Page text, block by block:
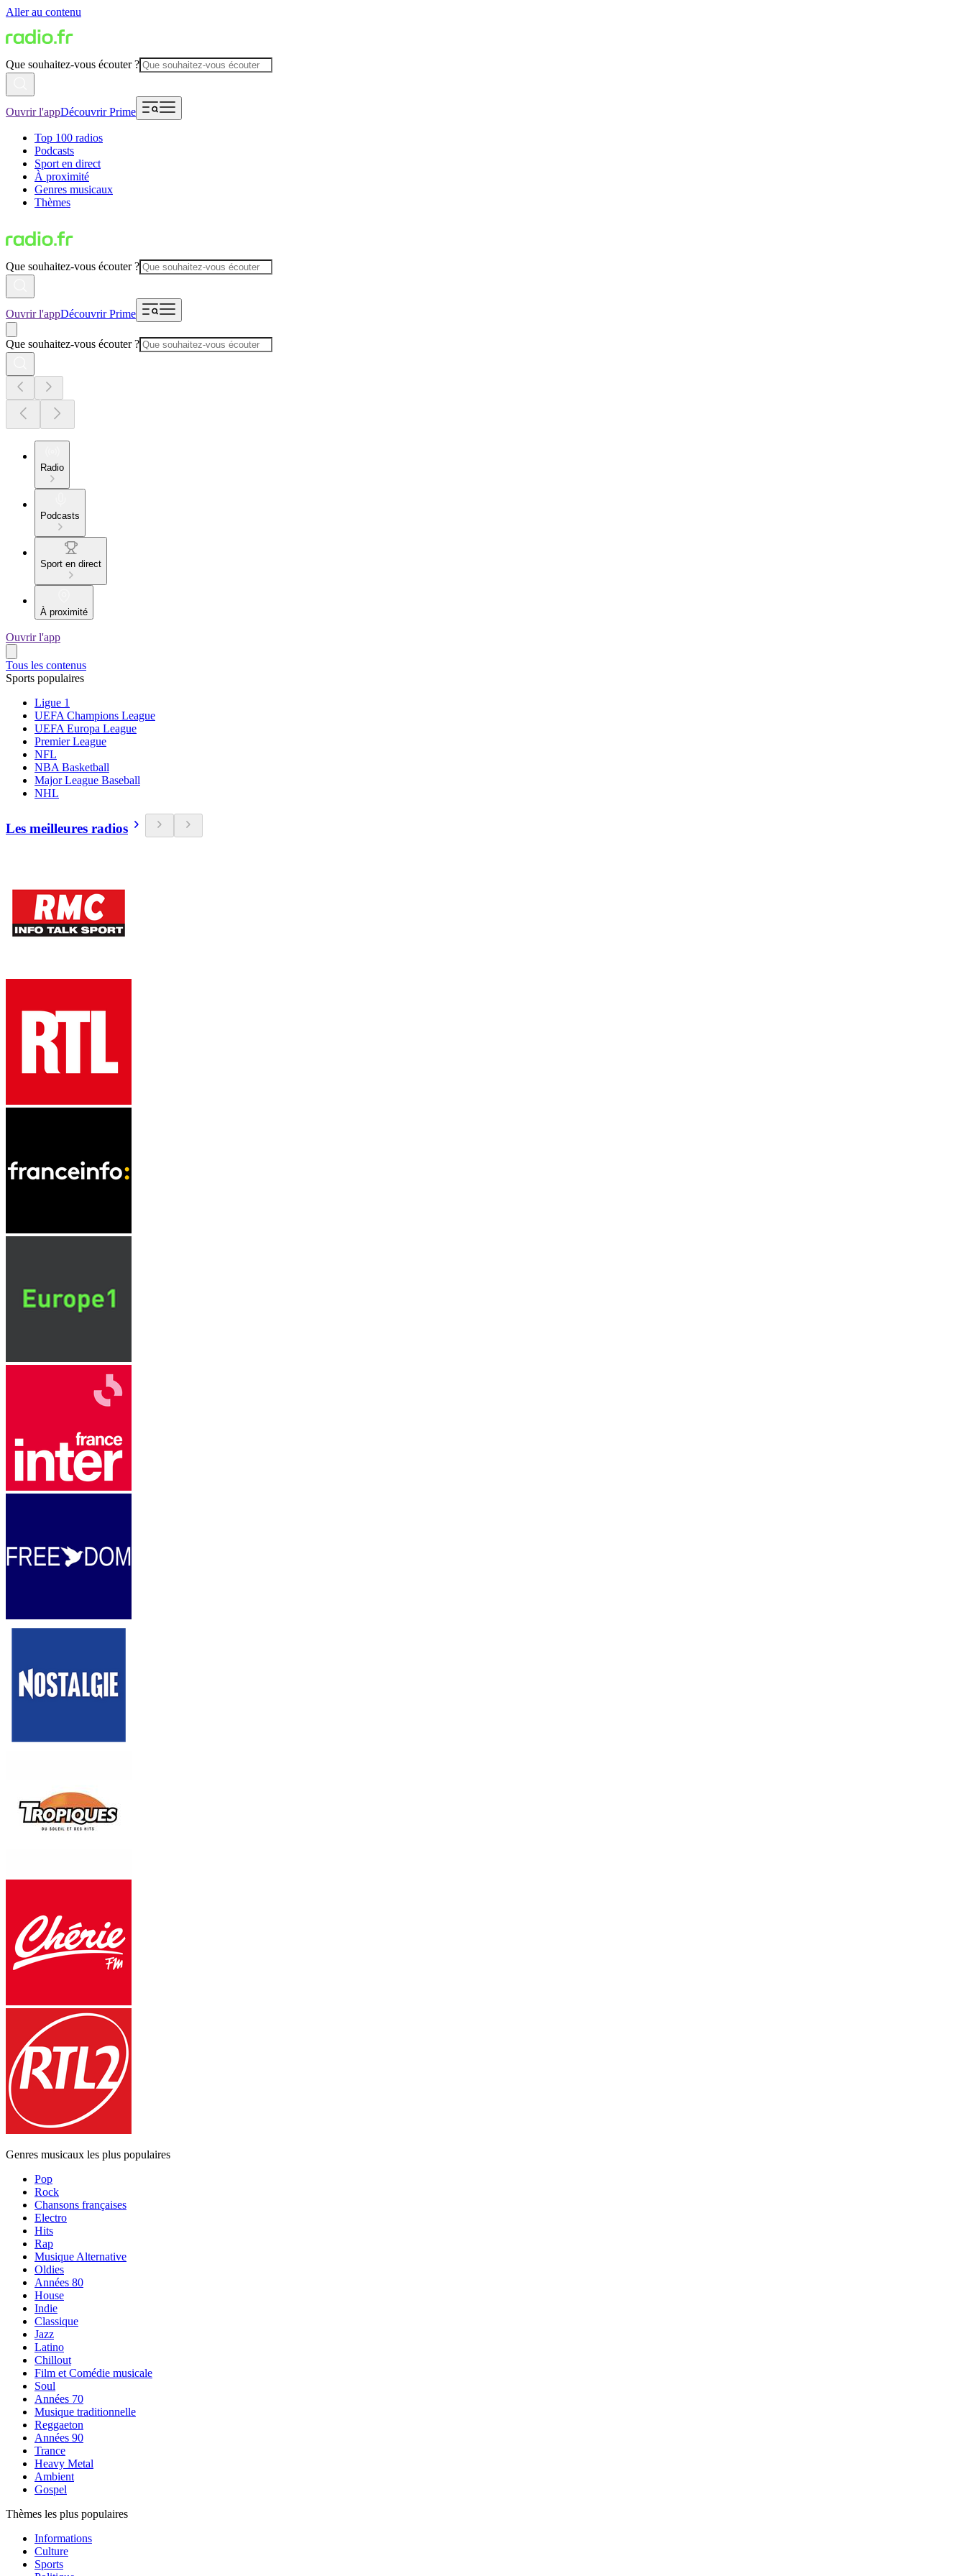
Aller au contenu
Que souhaitez-vous écouter ?
Ouvrir l'appDécouvrir Prime
Top 100 radios
Podcasts
Sport en direct
À proximité
Genres musicaux
Thèmes
Que souhaitez-vous écouter ?
Ouvrir l'appDécouvrir Prime
Que souhaitez-vous écouter ?
Radio
Podcasts
Sport en direct
À proximité
Ouvrir l'app
Tous les contenus
Sports populaires
Ligue 1
UEFA Champions League
UEFA Europa League
Premier League
NFL
NBA Basketball
Major League Baseball
NHL
Les meilleures radios
Genres musicaux les plus populaires
Pop
Rock
Chansons françaises
Electro
Hits
Rap
Musique Alternative
Oldies
Années 80
House
Indie
Classique
Jazz
Latino
Chillout
Film et Comédie musicale
Soul
Années 70
Musique traditionnelle
Reggaeton
Années 90
Trance
Heavy Metal
Ambient
Gospel
Thèmes les plus populaires
Informations
Culture
Sports